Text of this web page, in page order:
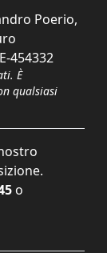
Poerio,
454332
È
qualsiasi
o